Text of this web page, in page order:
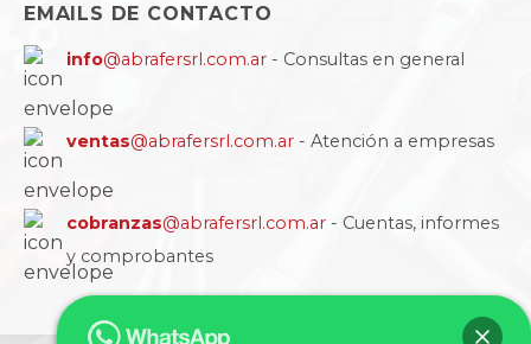
EMAILS DE CONTACTO
info@abrafersrl.com.ar - Consultas en general
ventas@abrafersrl.com.ar - Atención a empresas
cobranzas@abrafersrl.com.ar - Cuentas, informes
y comprobantes